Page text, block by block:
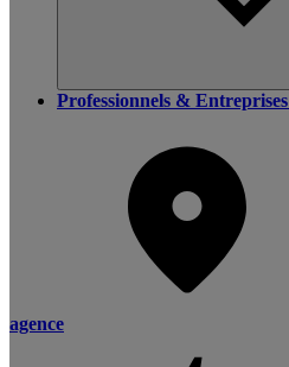
Professionnels & Entreprises
agence